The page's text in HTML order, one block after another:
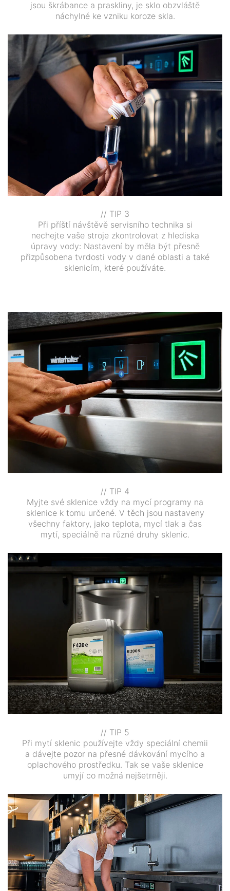
jsou škrábance a praskliny, je sklo obzvláště
náchylné ke vzniku koroze skla.
// TIP 3
Při příští návštěvě servisního technika si
nechejte vaše stroje zkontrolovat z hlediska
úpravy vody: Nastavení by měla být přesně
přizpůsobena tvrdosti vody v dané oblasti a také
sklenicím, které používáte.
// TIP 4
Myjte své sklenice vždy na mycí programy na
sklenice k tomu určené. V těch jsou nastaveny
všechny faktory, jako teplota, mycí tlak a čas
mytí, speciálně na různé druhy sklenic.
// TIP 5
Při mytí sklenic používejte vždy speciální chemii
a dávejte pozor na přesné dávkování mycího a
oplachového prostředku. Tak se vaše sklenice
umyjí co možná nejšetrněji.